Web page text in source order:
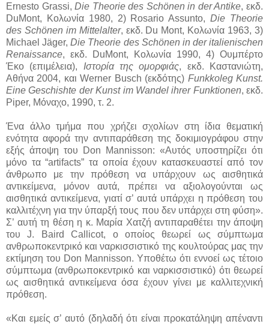
Ernesto Grassi,Die Theorie des Schönen in der Antike, εκδ.
DuMont, Κολωνία 1980, 2) Rosario Assunto,Die Theorie
des Schönen im Mittelalter, εκδ. Du Mont, Κολωνία 1963, 3)
Michael Jäger,Die Theorie des Schönen in der italienischen
Renaissance, εκδ. DuMont, Κολωνία 1990, 4) Ουμπέρτο
Έκο (επιμέλεια), Ιστορία της ομορφιάς, εκδ. Καστανιώτη,
Αθήνα 2004, και Werner Busch (εκδότης) Funkkoleg Kunst.
Eine Geschishte der Kunst im Wandel ihrer Funktionen, εκδ.
Piper, Μόναχο, 1990, τ. 2.
Ένα άλλο τμήμα που χρήζει σχολίων στη ίδια θεματική
ενότητα αφορά την αντιπαράθεση της δοκιμιογράφου στην
εξής άποψη του Don Mannisson: «Αυτός υποστηρίζει ότι
μόνο τα “artifacts” τα οποία έχουν κατασκευαστεί από τον
άνθρωπο με την πρόθεση να υπάρχουν ως αισθητικά
αντικείμενα, μόνον αυτά, πρέπει να αξιολογούνται ως
αισθητικά αντικείμενα, γιατί σ’ αυτά υπάρχει η πρόθεση του
καλλιτέχνη για την ύπαρξή τους που δεν υπάρχει στη φύση».
Σ’ αυτή τη θέση η κ. Μαρία Χατζή αντιπαραθέτει την άποψη
του J. Baird Callicot, ο οποίος θεωρεί ως σύμπτωμα
ανθρωποκεντρικό και ναρκισσιστικό της κουλτούρας μας την
εκτίμηση του Don Mannisson. Υποθέτω ότι εννοεί ως τέτοιο
σύμπτωμα (ανθρωποκεντρικό και ναρκισσιστικό) ότι θεωρεί
ως αισθητικά αντικείμενα όσα έχουν γίνει με καλλιτεχνική
πρόθεση.
«Και εμείς σ’ αυτό (δηλαδή ότι είναι προκατάληψη απέναντι